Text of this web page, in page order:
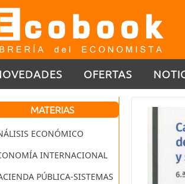
OFERTAS
MATERIAS
ECONÓMICO
INTERNACIONAL
PÚBLICA-SISTEMAS